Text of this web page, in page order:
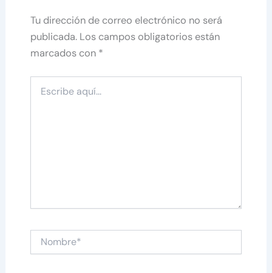
Tu dirección de correo electrónico no será
publicada. Los campos obligatorios están
marcados con *
aquí...
Nombre*